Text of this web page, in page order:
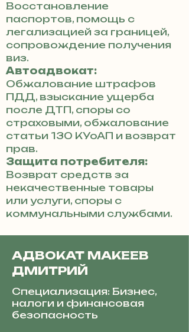
Восстановление
паспортов, помощь с
легализацией за границей,
сопровождение получения
виз.
Автоадвокат:
Обжалование штрафов
ПДД, взыскание ущерба
после ДТП, споры со
страховыми, обжалование
статьи 130 КУоАП и возврат
прав.
Защита потребителя:
Возврат средств за
некачественные товары
или услуги, споры с
коммунальными службами.
АДВОКАТ МАКЕЕВ
ДМИТРИЙ
Специализация: Бизнес,
налоги и финансовая
безопасность